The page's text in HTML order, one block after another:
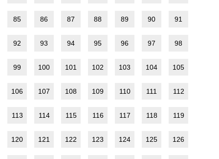
85 86 87 88 89 90 91
92 93 94 95 96 97 98
99 100 101 102 103 104 105
106 107 108 109 110 111 112
113 114 115 116 117 118 119
120 121 122 123 124 125 126